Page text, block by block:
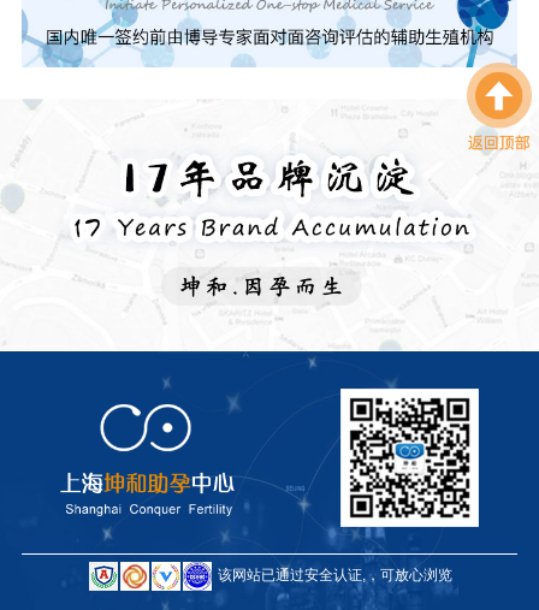
该网站已通过安全认证,，可放心浏览